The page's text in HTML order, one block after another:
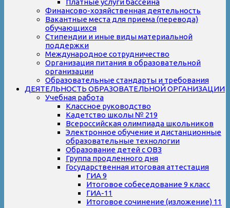
Финансово-хозяйственная деятельность
Вакантные места для приема (перевода)
обучающихся
Стипендии и иные виды материальной
поддержки
Международное сотрудничество
Организация питания в образовательной
организации
Образовательные стандарты и требования
ДЕЯТЕЛЬНОСТЬ ОБРАЗОВАТЕЛЬНОЙ ОРГАНИЗАЦИИ
Учебная работа
Классное руководство
Кадетство школы № 219
Всероссийская олимпиада школьников
Электронное обучение и дистанционные
образовательные технологии
Образование детей с ОВЗ
Группа продленного дня
Государственная итоговая аттестация
ГИА 9
Итоговое собеседование 9 класс
ГИА-11
Итоговое сочинение (изложение) 11